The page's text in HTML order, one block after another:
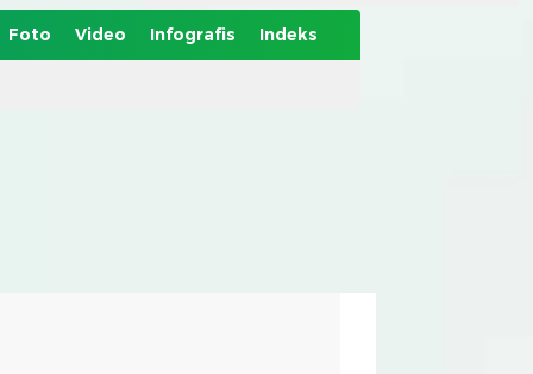
Foto Video Infografis Indeks